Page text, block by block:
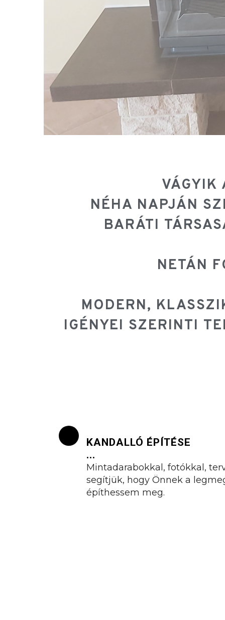
VÁGYIK
NÉHA NAPJÁN
BARÁTI
NETÁN
MODERN,
IGÉNYEI SZERINTI
KANDALLÓ ÉPÍTÉSE
...
Mintadarabokkal, fotókkal,
segítjük, hogy Önnek a
építhessem meg.